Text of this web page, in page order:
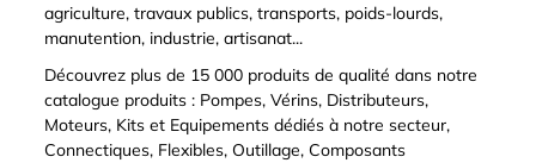
agriculture, travaux publics, transports, poids-lourds,
manutention, industrie, artisanat...
Découvrez plus de 15 000 produits de qualité dans notre
catalogue produits : Pompes, Vérins, Distributeurs,
Moteurs, Kits et Equipements dédiés à notre secteur,
Connectiques, Flexibles, Outillage, Composants